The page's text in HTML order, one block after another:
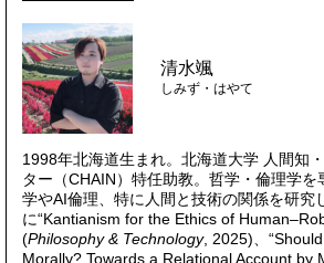
清水颯
しみず・はやて
1998年北海道生まれ。北海道大学 人間知
ター（CHAIN）特任助教。哲学・倫理学を
学やAI倫理、特に人間と技術の関係を研究
に“Kantianism for the Ethics of
(Philosophy & Technology, 2025)、
Morally? Towards a Relational Account by